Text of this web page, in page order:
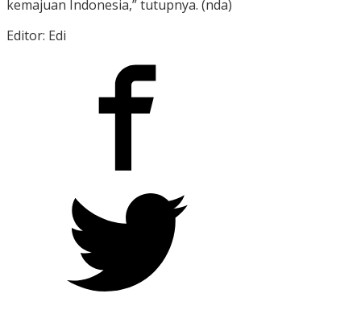
kemajuan Indonesia,” tutupnya. (nda)
Editor: Edi